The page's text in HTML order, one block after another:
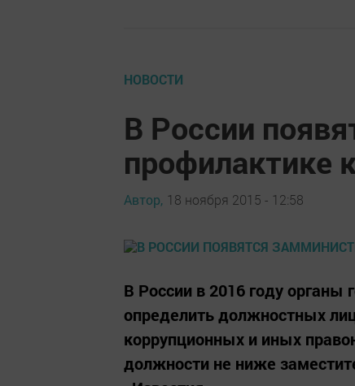
НОВОСТИ
В России
профилактике
Автор, 18 ноября 2015 - 12:58
В России в 2016 году органы
определить должностных
коррупционных и иных
должности не ниже